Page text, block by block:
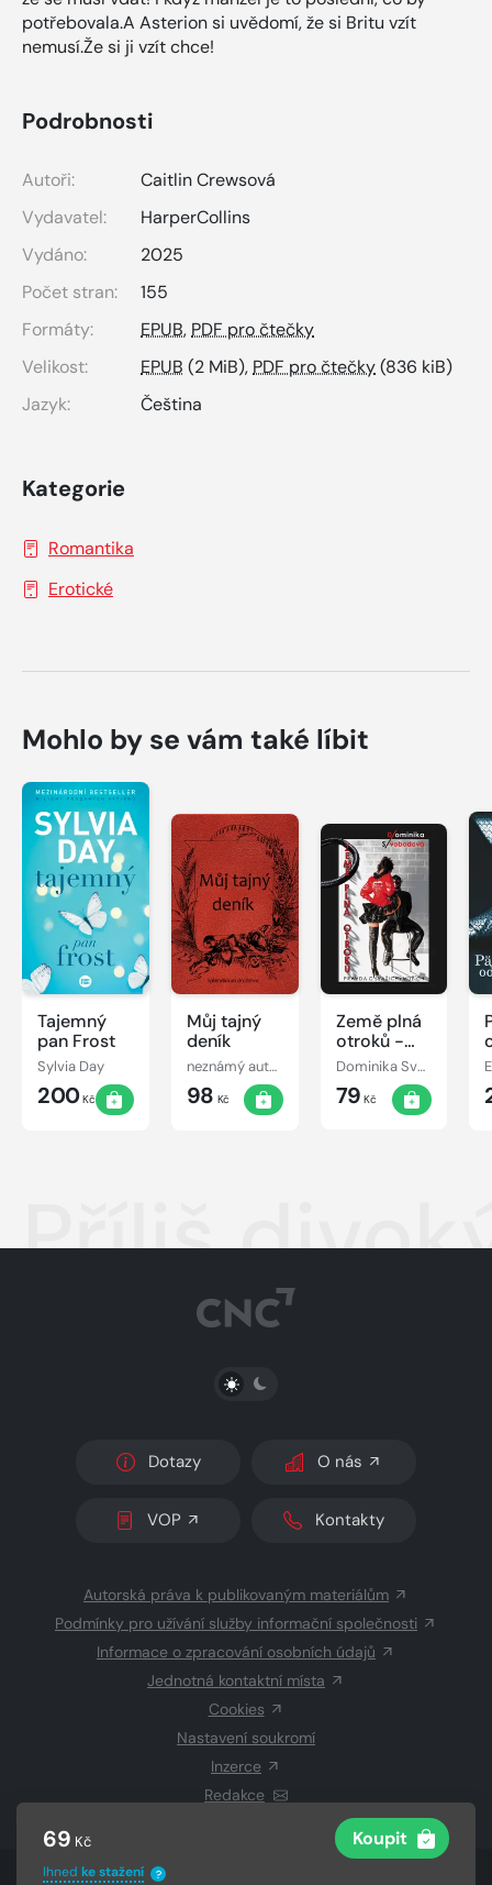
69 Kč Koupit
Ihned ke stažení ?
potřebovala.A Asterion si uvědomí, že si Britu vzít
nemusí.Že si ji vzít chce!
Podrobnosti
Autoři:
Caitlin Crewsová
Vydavatel:
HarperCollins
Vydáno:
2025
Počet stran:
155
Formáty:
EPUB, PDF pro čtečky
Velikost:
EPUB (2 MiB), PDF pro čtečky(836 kiB)
Jazyk:
Čeština
Kategorie
Romantika
Erotické
Mohlo by se vám také líbit
Tajemný
pan Frost
Sylvia Day
200Kč
Můj tajný
deník
neznámý autor
98 Kč
Země plná
otroků -
Pravda o
(vašich)
mužích
Dominika Svobodová
79 Kč
Příliš
PŘEPNOUT SVĚTLÝ/TMAVÝ REŽIM
Dotazy O nás
VOP Kontakty
Autorská práva k publikovaným materiálům
Podmínky pro užívání služby informační společnosti
Informace o zpracování osobních údajů
Jednotná kontaktní místa
Cookies
Nastavení soukromí
Inzerce
Redakce